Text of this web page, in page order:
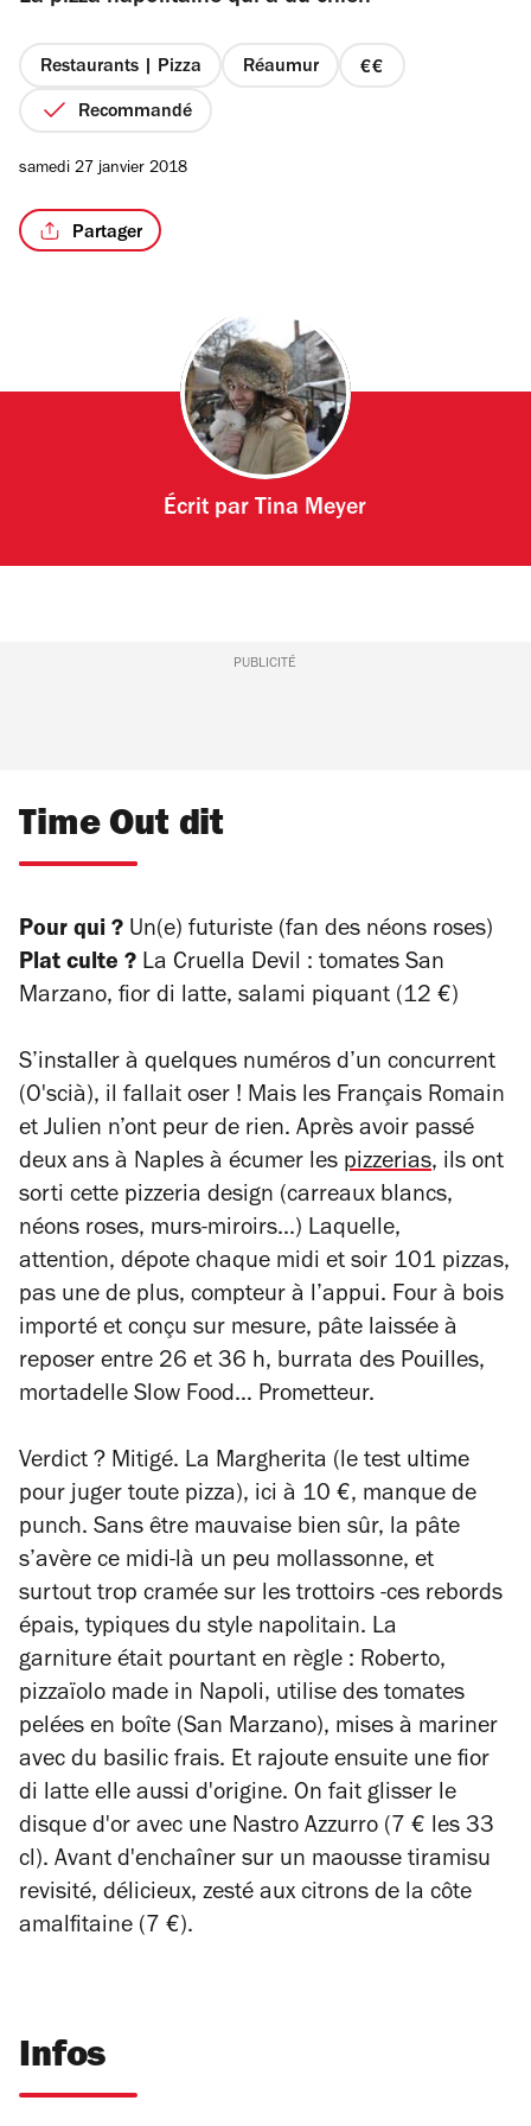
Restaurants | Pizza Réaumur
prix
Recommandé
samedi 27 janvier 2018
Partager
Écrit par Tina Meyer
PUBLICITÉ
Time Out dit
Pour qui ? Un(e) futuriste (fan des néons roses)
Plat culte ? La Cruella Devil : tomates San
Marzano, fior di latte, salami piquant (12 €)
S’installer à quelques numéros d’un concurrent
(O'scià), il fallait oser ! Mais les Français Romain
et Julien n’ont peur de rien. Après avoir passé
deux ans à Naples à écumer les pizzerias, ils ont
sorti cette pizzeria design (carreaux blancs,
néons roses, murs-miroirs...) Laquelle,
attention, dépote chaque midi et soir 101 pizzas,
pas une de plus, compteur à l’appui. Four à bois
importé et conçu sur mesure, pâte laissée à
reposer entre 26 et 36 h, burrata des Pouilles,
mortadelle Slow Food… Prometteur.
Verdict ? Mitigé. La Margherita (le test ultime
pour juger toute pizza), ici à 10 €, manque de
punch. Sans être mauvaise bien sûr, la pâte
s’avère ce midi-là un peu mollassonne, et
surtout trop cramée sur les trottoirs -ces rebords
épais, typiques du style napolitain. La
garniture était pourtant en règle : Roberto,
pizzaïolo made in Napoli, utilise des tomates
pelées en boîte (San Marzano), mises à mariner
avec du basilic frais. Et rajoute ensuite une fior
di latte elle aussi d'origine. On fait glisser le
disque d'or avec une Nastro Azzurro (7 € les 33
cl). Avant d'enchaîner sur un maousse tiramisu
revisité, délicieux, zesté aux citrons de la côte
amalfitaine (7 €).
Infos